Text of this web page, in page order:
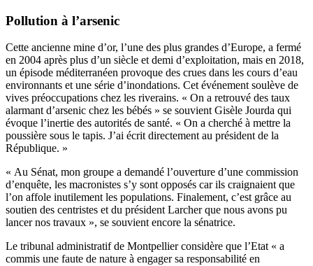
Pollution à l’arsenic
Cette ancienne mine d’or, l’une des plus grandes d’Europe, a fermé
en 2004 après plus d’un siècle et demi d’exploitation, mais en 2018,
un épisode méditerranéen provoque des crues dans les cours d’eau
environnants et une série d’inondations. Cet événement soulève de
vives préoccupations chez les riverains. « On a retrouvé des taux
alarmant d’arsenic chez les bébés » se souvient Gisèle Jourda qui
évoque l’inertie des autorités de santé. « On a cherché à mettre la
poussière sous le tapis. J’ai écrit directement au président de la
République. »
« Au Sénat, mon groupe a demandé l’ouverture d’une commission
d’enquête, les macronistes s’y sont opposés car ils craignaient que
l’on affole inutilement les populations. Finalement, c’est grâce au
soutien des centristes et du président Larcher que nous avons pu
lancer nos travaux », se souvient encore la sénatrice.
Le tribunal administratif de Montpellier considère que l’Etat « a
commis une faute de nature à engager sa responsabilité en